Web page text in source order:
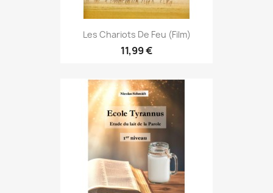
Les Chariots De Feu (Film)
11,99 €